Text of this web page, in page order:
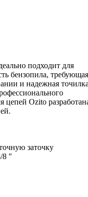
подходит для
бензопила, требующая
и надежная
цепей Ozito
заточку
″